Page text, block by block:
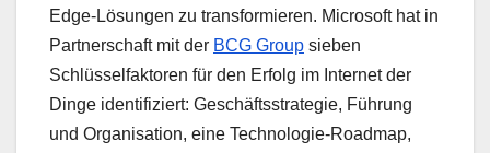
Edge-Lösungen zu transformieren. Microsoft hat in
Partnerschaft mit der BCG Group sieben
Schlüsselfaktoren für den Erfolg im Internet der
Dinge identifiziert: Geschäftsstrategie, Führung
und Organisation, eine Technologie-Roadmap,